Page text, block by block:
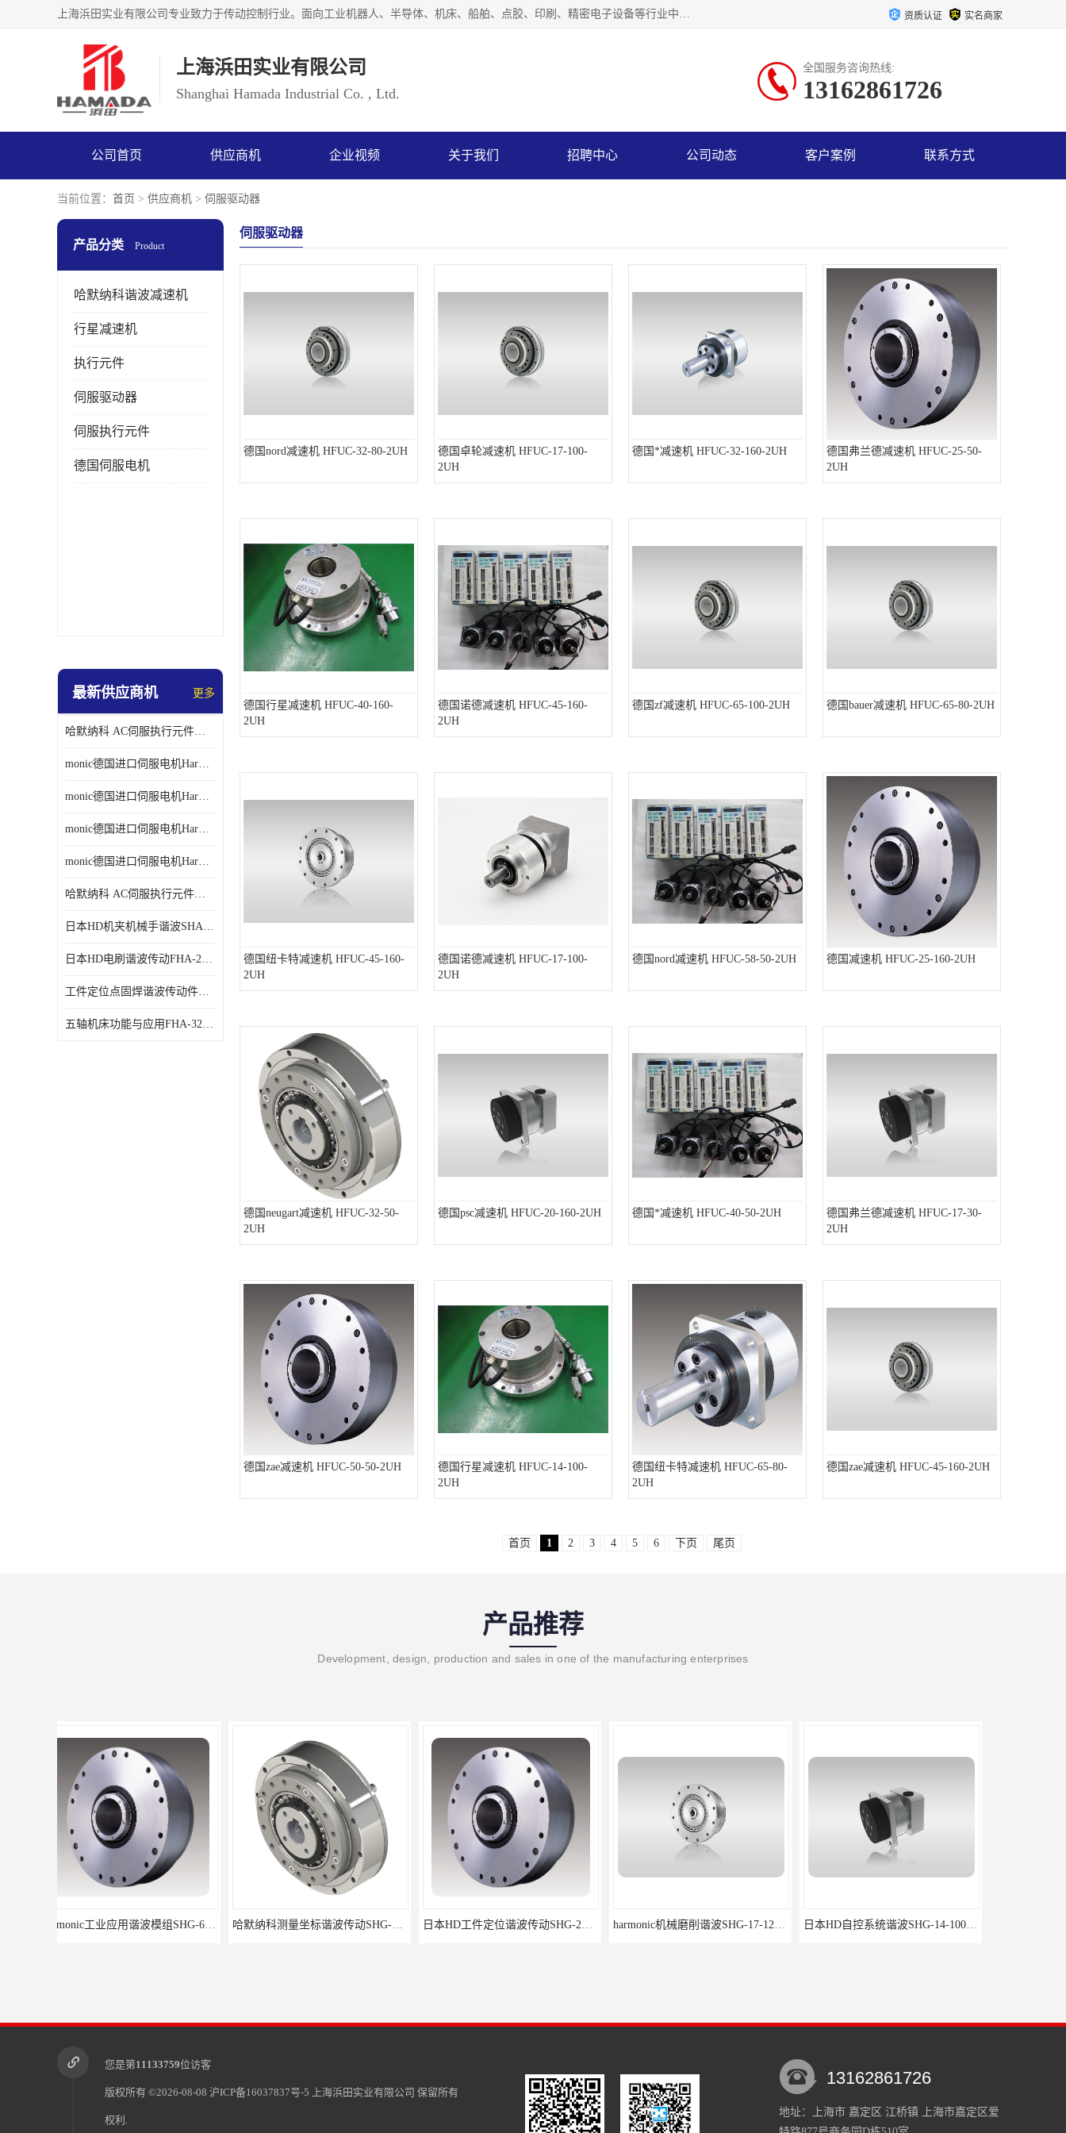
上海浜田实业有限公司专业致力于传动控制行业。面向工业机器人、半导体、机床、船舶、点胶、印刷、精密电子设备等行业中的运动控制技术。为日本哈默纳科（HarmonicDrive简称HD）中国地区定代理商，其生产的HarmonicDrive谐波减速机，具有轻量、小型、传动效率高、减速范围广、精度高等特点，被广泛应用于各种传动系统中。完善的技术，完善的售后，让您的选择无后顾之忧，欢迎您的来电洽谈！ 资质认证 实名商家
上海浜田实业有限公司
Shanghai Hamada Industrial Co. , Ltd.
全国服务咨询热线:
13162861726
公司首页 供应商机 企业视频 关于我们 招聘中心 公司动态 客户案例 联系方式
当前位置： 首页 > 供应商机 > 伺服驱动器
产品分类 Product
哈默纳科谐波减速机
行星减速机
执行元件
伺服驱动器
伺服执行元件
德国伺服电机
最新供应商机 更多
哈默纳科 AC伺服执行元件扁平型SHA系列 议价
monic德国进口伺服电机Har中国总代理单价
monic德国进口伺服电机Har中国总代理代理
monic德国进口伺服电机Har中国总代理公司
monic德国进口伺服电机Har中国总代理供应
哈默纳科 AC伺服执行元件扁平型SHA系列
日本HD机夹机械手谐波SHA32A120CG-B12B
日本HD电刷谐波传动FHA-25C-50-E250-C
工件定位点固焊谐波传动件哈默纳科CSF-45-100-2UH
五轴机床功能与应用FHA-32C-50-US250
伺服驱动器
德国nord减速机 HFUC-32-80-2UH
德国卓轮减速机 HFUC-17-100-
2UH
德国*减速机 HFUC-32-160-2UH
德国弗兰德减速机 HFUC-25-50-
2UH
德国行星减速机 HFUC-40-160-
2UH
德国诺德减速机 HFUC-45-160-
2UH
德国zf减速机 HFUC-65-100-2UH 德国bauer减速机 HFUC-65-80-2UH
德国纽卡特减速机 HFUC-45-160-
2UH
德国诺德减速机 HFUC-17-100-
2UH
德国nord减速机 HFUC-58-50-2UH 德国减速机 HFUC-25-160-2UH
德国neugart减速机 HFUC-32-50-
2UH
德国psc减速机 HFUC-20-160-2UH 德国*减速机 HFUC-40-50-2UH
德国弗兰德减速机 HFUC-17-30-
2UH
德国zae减速机 HFUC-50-50-2UH
德国行星减速机 HFUC-14-100-
2UH
德国纽卡特减速机 HFUC-65-80-
2UH
德国zae减速机 HFUC-45-160-2UH
首页 1 2 3 4 5 6 下页 尾页
产品推荐
Development, design, production and sales in one of the manufacturing enterprises
harmonic机械磨削谐波SHG-17-120-2SH
您是第11133759位访客
版权所有 ©2026-08-08 沪ICP备16037837号-5 上海浜田实业有限公司 保留所有
权利.
13162861726
地址：上海市 嘉定区 江桥镇 上海市嘉定区爱